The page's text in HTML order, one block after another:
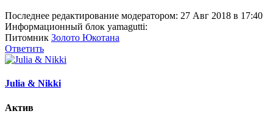
Последнее редактирование модератором: 27 Авг 2018 в 17:40
Информационный блок yamagutti:
Питомник Золото Юкотана
Ответить
Julia & Nikki
Актив